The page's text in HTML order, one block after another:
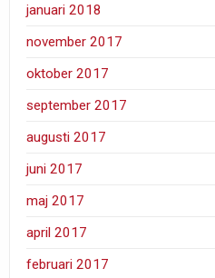
januari 2018
november 2017
oktober 2017
september 2017
augusti 2017
juni 2017
maj 2017
april 2017
februari 2017